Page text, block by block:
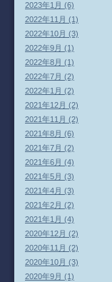
2023年1月 (6)
2022年11月 (1)
2022年10月 (3)
2022年9月 (1)
2022年8月 (1)
2022年7月 (2)
2022年1月 (2)
2021年12月 (2)
2021年11月 (2)
2021年8月 (6)
2021年7月 (2)
2021年6月 (4)
2021年5月 (3)
2021年4月 (3)
2021年2月 (2)
2021年1月 (4)
2020年12月 (2)
2020年11月 (2)
2020年10月 (3)
2020年9月 (1)